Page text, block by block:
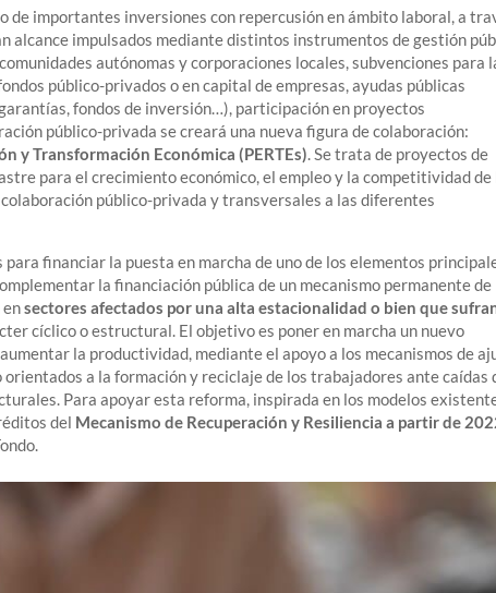
de importantes inversiones con repercusión en ámbito laboral, a
alcance impulsados mediante distintos instrumentos de gestión
autónomas y corporaciones locales, subvenciones para
público-privados o en capital de empresas, ayudas públicas
fondos de inversión…), participación en proyectos
público-privada se creará una nueva figura de colaboración:
y Transformación Económica (PERTEs). Se trata de proyectos de
para el crecimiento económico, el empleo y la competitividad de
público-privada y transversales a las diferentes
financiar la puesta en marcha de uno de los elementos
la financiación pública de un mecanismo permanente de
ensectores afectados por una alta estacionalidad o bien que
cíclico o estructural. El objetivo es poner en marcha un nuevo
la productividad, mediante el apoyo a los mecanismos de
a la formación y reciclaje de los trabajadores ante caídas
Para apoyar esta reforma, inspirada en los modelos
del Mecanismo de Recuperación y Resiliencia a partir de